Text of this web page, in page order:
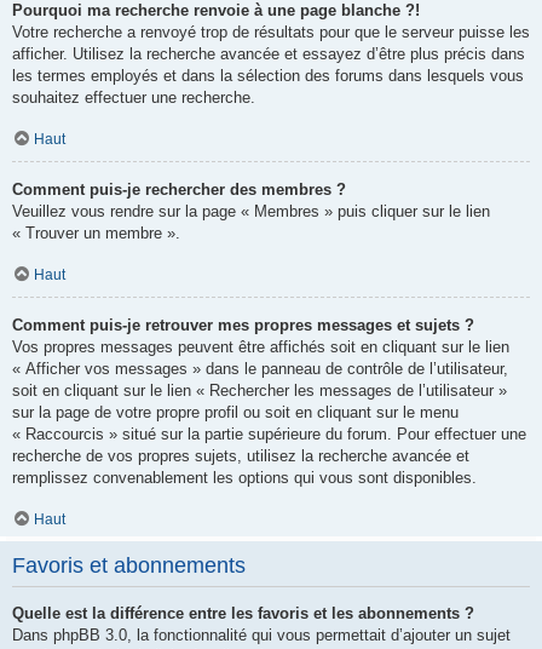
Pourquoi ma recherche renvoie à une page blanche ?!
Votre recherche a renvoyé trop de résultats pour que le serveur puisse les
afficher. Utilisez la recherche avancée et essayez d’être plus précis dans
les termes employés et dans la sélection des forums dans lesquels vous
souhaitez effectuer une recherche.
Haut
Comment puis-je rechercher des membres ?
Veuillez vous rendre sur la page « Membres » puis cliquer sur le lien
« Trouver un membre ».
Haut
Comment puis-je retrouver mes propres messages et sujets ?
Vos propres messages peuvent être affichés soit en cliquant sur le lien
« Afficher vos messages » dans le panneau de contrôle de l’utilisateur,
soit en cliquant sur le lien « Rechercher les messages de l’utilisateur »
sur la page de votre propre profil ou soit en cliquant sur le menu
« Raccourcis » situé sur la partie supérieure du forum. Pour effectuer une
recherche de vos propres sujets, utilisez la recherche avancée et
remplissez convenablement les options qui vous sont disponibles.
Haut
Favoris et abonnements
Quelle est la différence entre les favoris et les abonnements ?
Dans phpBB 3.0, la fonctionnalité qui vous permettait d’ajouter un sujet